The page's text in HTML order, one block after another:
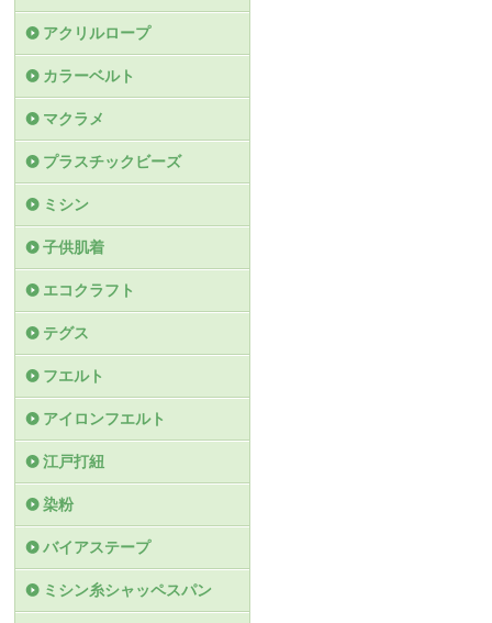
アクリルロープ
カラーベルト
マクラメ
プラスチックビーズ
ミシン
子供肌着
エコクラフト
テグス
フエルト
アイロンフエルト
江戸打紐
染粉
バイアステープ
ミシン糸シャッペスパン